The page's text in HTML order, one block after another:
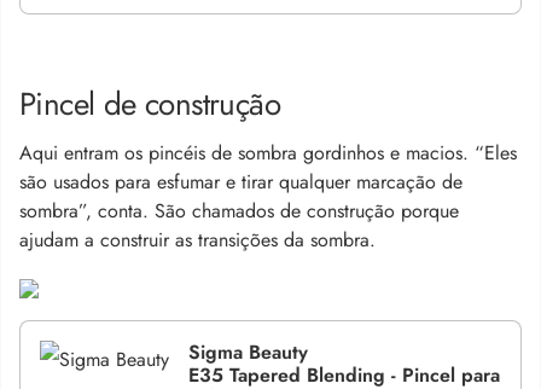
Pincel de construção
Aqui entram os pincéis de sombra gordinhos e macios. “Eles
são usados para esfumar e tirar qualquer marcação de
sombra”, conta. São chamados de construção porque
ajudam a construir as transições da sombra.
Sigma Beauty
E35 Tapered Blending - Pincel para